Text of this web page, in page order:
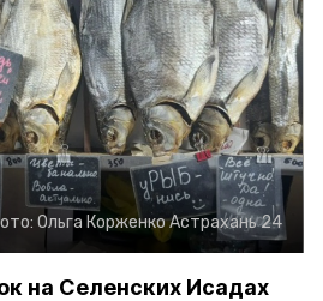
Ольга КорженкоАстрахань 24
на Селенских Исадах